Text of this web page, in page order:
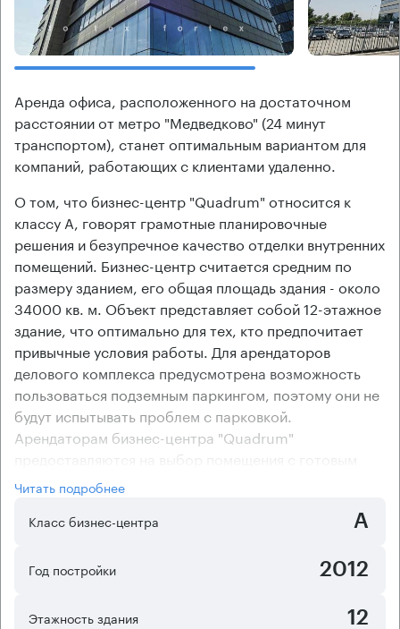
Аренда офиса, расположенного на достаточном
расстоянии от метро "Медведково" (24 минут
транспортом), станет оптимальным вариантом для
компаний, работающих с клиентами удаленно.
О том, что бизнес-центр "Quadrum" относится к
классу А, говорят грамотные планировочные
решения и безупречное качество отделки внутренних
помещений. Бизнес-центр считается средним по
размеру зданием, его общая площадь здания - около
34000 кв. м. Объект представляет собой 12-этажное
здание, что оптимально для тех, кто предпочитает
привычные условия работы. Для арендаторов
делового комплекса предусмотрена возможность
пользоваться подземным паркингом, поэтому они не
будут испытывать проблем с парковкой.
Арендаторам бизнес-центра "Quadrum"
предоставляются на выбор помещения с готовым
ремонтом и без такового. Благодаря
централизованной системе кондиционирования и
приточно-вытяжной вентиляции во всех помещениях
температура. Благодаря открытой планировке
Читать подробнее
Класс бизнес-центра
А
Год постройки 2012
Этажность здания 12